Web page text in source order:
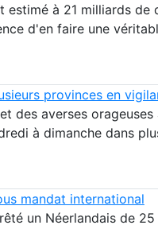
estimé à 21 milliards de
d'en faire une
provinces en
des averses
à dimanche dans
mandat international
un Néerlandais de